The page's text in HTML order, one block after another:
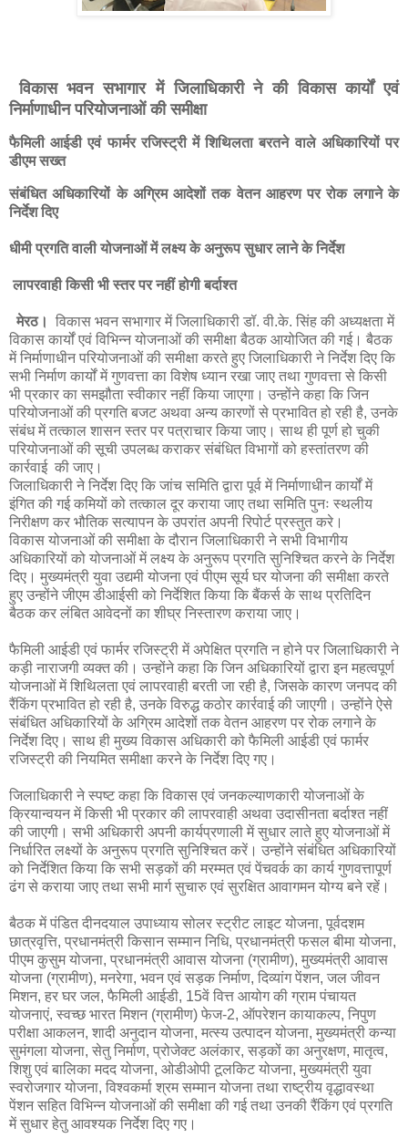
विकास भवन सभागार में जिलाधिकारी ने की विकास कार्यों एवं
निर्माणाधीन परियोजनाओं की समीक्षा
फैमिली आईडी एवं फार्मर रजिस्ट्री में शिथिलता बरतने वाले अधिकारियों पर
डीएम सख्त
संबंधित अधिकारियों के अग्रिम आदेशों तक वेतन आहरण पर रोक लगाने के
निर्देश दिए
धीमी प्रगति वाली योजनाओं में लक्ष्य के अनुरूप सुधार लाने के निर्देश
लापरवाही किसी भी स्तर पर नहीं होगी बर्दाश्त
मेरठ। विकास भवन सभागार में जिलाधिकारी डॉ. वी.के. सिंह की अध्यक्षता में
विकास कार्यों एवं विभिन्न योजनाओं की समीक्षा बैठक आयोजित की गई। बैठक
में निर्माणाधीन परियोजनाओं की समीक्षा करते हुए जिलाधिकारी ने निर्देश दिए कि
सभी निर्माण कार्यों में गुणवत्ता का विशेष ध्यान रखा जाए तथा गुणवत्ता से किसी
भी प्रकार का समझौता स्वीकार नहीं किया जाएगा। उन्होंने कहा कि जिन
परियोजनाओं की प्रगति बजट अथवा अन्य कारणों से प्रभावित हो रही है, उनके
संबंध में तत्काल शासन स्तर पर पत्राचार किया जाए। साथ ही पूर्ण हो चुकी
परियोजनाओं की सूची उपलब्ध कराकर संबंधित विभागों को हस्तांतरण की
कार्रवाई की जाए।
जिलाधिकारी ने निर्देश दिए कि जांच समिति द्वारा पूर्व में निर्माणाधीन कार्यों में
इंगित की गई कमियों को तत्काल दूर कराया जाए तथा समिति पुनः स्थलीय
निरीक्षण कर भौतिक सत्यापन के उपरांत अपनी रिपोर्ट प्रस्तुत करे।
विकास योजनाओं की समीक्षा के दौरान जिलाधिकारी ने सभी विभागीय
अधिकारियों को योजनाओं में लक्ष्य के अनुरूप प्रगति सुनिश्चित करने के निर्देश
दिए। मुख्यमंत्री युवा उद्यमी योजना एवं पीएम सूर्य घर योजना की समीक्षा करते
हुए उन्होंने जीएम डीआईसी को निर्देशित किया कि बैंकर्स के साथ प्रतिदिन
बैठक कर लंबित आवेदनों का शीघ्र निस्तारण कराया जाए।
फैमिली आईडी एवं फार्मर रजिस्ट्री में अपेक्षित प्रगति न होने पर जिलाधिकारी ने
कड़ी नाराजगी व्यक्त की। उन्होंने कहा कि जिन अधिकारियों द्वारा इन महत्वपूर्ण
योजनाओं में शिथिलता एवं लापरवाही बरती जा रही है, जिसके कारण जनपद की
रैंकिंग प्रभावित हो रही है, उनके विरुद्ध कठोर कार्रवाई की जाएगी। उन्होंने ऐसे
संबंधित अधिकारियों के अग्रिम आदेशों तक वेतन आहरण पर रोक लगाने के
निर्देश दिए। साथ ही मुख्य विकास अधिकारी को फैमिली आईडी एवं फार्मर
रजिस्ट्री की नियमित समीक्षा करने के निर्देश दिए गए।
जिलाधिकारी ने स्पष्ट कहा कि विकास एवं जनकल्याणकारी योजनाओं के
क्रियान्वयन में किसी भी प्रकार की लापरवाही अथवा उदासीनता बर्दाश्त नहीं
की जाएगी। सभी अधिकारी अपनी कार्यप्रणाली में सुधार लाते हुए योजनाओं में
निर्धारित लक्ष्यों के अनुरूप प्रगति सुनिश्चित करें। उन्होंने संबंधित अधिकारियों
को निर्देशित किया कि सभी सड़कों की मरम्मत एवं पेंचवर्क का कार्य गुणवत्तापूर्ण
ढंग से कराया जाए तथा सभी मार्ग सुचारु एवं सुरक्षित आवागमन योग्य बने रहें।
बैठक में पंडित दीनदयाल उपाध्याय सोलर स्ट्रीट लाइट योजना, पूर्वदशम
छात्रवृत्ति, प्रधानमंत्री किसान सम्मान निधि, प्रधानमंत्री फसल बीमा योजना,
पीएम कुसुम योजना, प्रधानमंत्री आवास योजना (ग्रामीण), मुख्यमंत्री आवास
योजना (ग्रामीण), मनरेगा, भवन एवं सड़क निर्माण, दिव्यांग पेंशन, जल जीवन
मिशन, हर घर जल, फैमिली आईडी, 15वें वित्त आयोग की ग्राम पंचायत
योजनाएं, स्वच्छ भारत मिशन (ग्रामीण) फेज-2, ऑपरेशन कायाकल्प, निपुण
परीक्षा आकलन, शादी अनुदान योजना, मत्स्य उत्पादन योजना, मुख्यमंत्री कन्या
सुमंगला योजना, सेतु निर्माण, प्रोजेक्ट अलंकार, सड़कों का अनुरक्षण, मातृत्व,
शिशु एवं बालिका मदद योजना, ओडीओपी टूलकिट योजना, मुख्यमंत्री युवा
स्वरोजगार योजना, विश्वकर्मा श्रम सम्मान योजना तथा राष्ट्रीय वृद्धावस्था
पेंशन सहित विभिन्न योजनाओं की समीक्षा की गई तथा उनकी रैंकिंग एवं प्रगति
में सुधार हेतु आवश्यक निर्देश दिए गए।